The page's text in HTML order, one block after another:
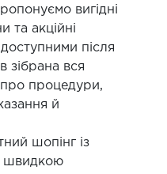
вигідні
та акційні
доступними після
зібрана вся
про процедури,
й
шопінг із
швидкою